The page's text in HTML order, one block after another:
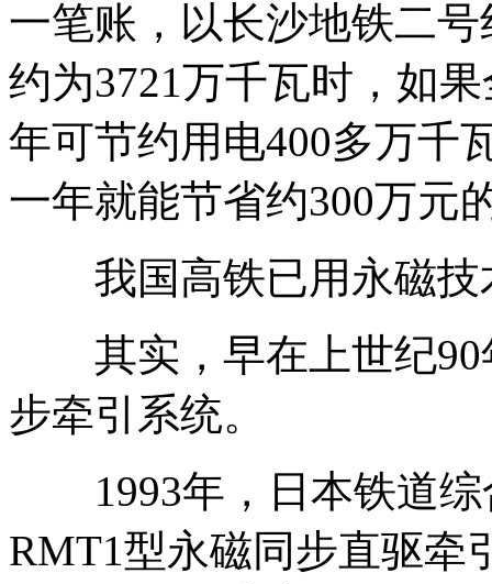
一笔账，以长沙地铁二
约为3721万千瓦时，如
年可节约用电400多万千
一年就能节省约300万元
我国高铁已用永磁技
其实，早在上世纪90
步牵引系统。
1993年，日本铁道综
RMT1型永磁同步直驱牵